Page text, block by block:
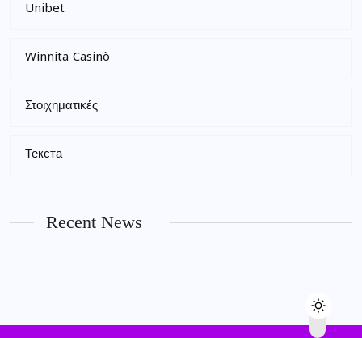
Unibet
Winnita Casinò
Στοιχηματικές
Текста
Recent News